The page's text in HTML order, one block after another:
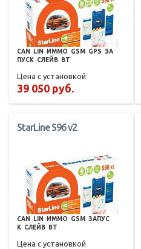
CAN LIN ИММО GSM GPS ЗА
ПУСК СЛЕЙВ BT
Цена с установкой
39 050 руб.
StarLine S96 v2
CAN LIN ИММО GSM ЗАПУС
К СЛЕЙВ BT
Цена с установкой